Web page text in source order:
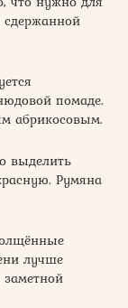
сдержанной
помаде.
абрикосовым.
выделить
Румяна
лучше